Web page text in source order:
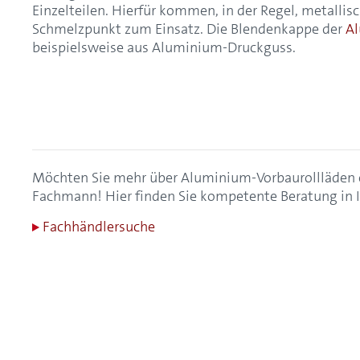
Einzelteilen. Hierfür kommen, in der Regel,
Schmelzpunkt zum Einsatz. Die Blendenkappe der
beispielsweise aus Aluminium-Druckguss.
Möchten Sie mehr über Aluminium-Vorbaurollläden
Fachmann! Hier finden Sie kompetente Beratung in
Fachhändlersuche